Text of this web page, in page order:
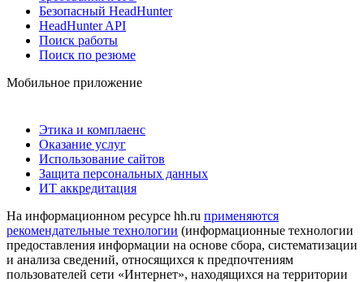
Безопасный HeadHunter
HeadHunter API
Поиск работы
Поиск по резюме
Мобильное приложение
Этика и комплаенс
Оказание услуг
Использование сайтов
Защита персональных данных
ИТ аккредитация
На информационном ресурсе hh.ru применяются
рекомендательные технологии (информационные технологии
предоставления информации на основе сбора, систематизации
и анализа сведений, относящихся к предпочтениям
пользователей сети «Интернет», находящихся на территории